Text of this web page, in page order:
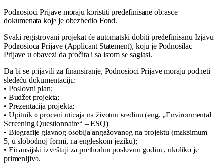
Podnosioci Prijave moraju koristiti predefinisane obrasce
dokumenata koje je obezbedio Fond.
Svaki registrovani projekat će automatski dobiti predefinisanu Izjavu
Podnosioca Prijave (Applicant Statement), koju je Podnosilac
Prijave u obavezi da pročita i sa istom se saglasi.
Da bi se prijavili za finansiranje, Podnosioci Prijave moraju podneti
sledeću dokumentaciju:
• Poslovni plan;
• Budžet projekta;
• Prezentacija projekta;
• Upitnik o proceni uticaja na životnu sredinu (eng. „Environmental
Screening Questionnaire“ – ESQ);
• Biografije glavnog osoblja angažovanog na projektu (maksimum
5, u slobodnoj formi, na engleskom jeziku);
• Finansijski izveštaji za prethodnu poslovnu godinu, ukoliko je
primenljivo.